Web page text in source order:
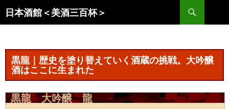
ン
ス
キ
ッ
日本酒館＜美酒三百杯＞
索
黒龍｜歴史を塗り替えていく酒蔵の挑戦。大吟醸
酒はここに生まれた
黒龍 大吟醸 龍